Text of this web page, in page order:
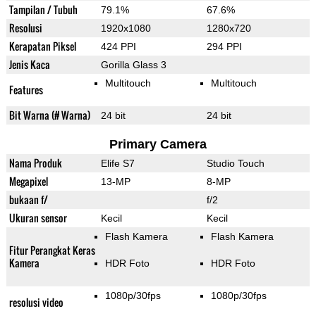
Tampilan / Tubuh 79.1% 67.6%
Resolusi 1920x1080 1280x720
Kerapatan Piksel 424 PPI 294 PPI
Jenis Kaca Gorilla Glass 3
Features Multitouch Multitouch
Bit Warna (# Warna) 24 bit 24 bit
Primary Camera
Nama Produk Elife S7 Studio Touch
Megapixel 13-MP 8-MP
bukaan f/ f/2
Ukuran sensor Kecil Kecil
Fitur Perangkat Keras
Kamera
Flash Kamera
HDR Foto
Flash Kamera
HDR Foto
resolusi video 1080p/30fps 1080p/30fps